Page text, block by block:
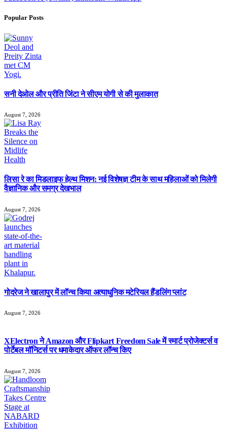
Popular Posts
सनी देओल और प्रीति जिंटा ने सीएम योगी से की मुलाकात
August 7, 2026
लिसा रे का मिडलाइफ हेल्थ मिशन: नई विशेषज्ञ टीम के साथ महिलाओं को मिलेगी
वैज्ञानिक और समग्र देखभाल
August 7, 2026
गोदरेज ने खालापुर में लॉन्च किया अत्याधुनिक मटेरियल हैंडलिंग प्लांट
August 7, 2026
XElectron ने Amazon और Flipkart Freedom Sale में स्मार्ट प्रोजेक्टर्स व
पोर्टेबल मॉनिटर्स पर धमाकेदार ऑफर लॉन्च किए
August 7, 2026